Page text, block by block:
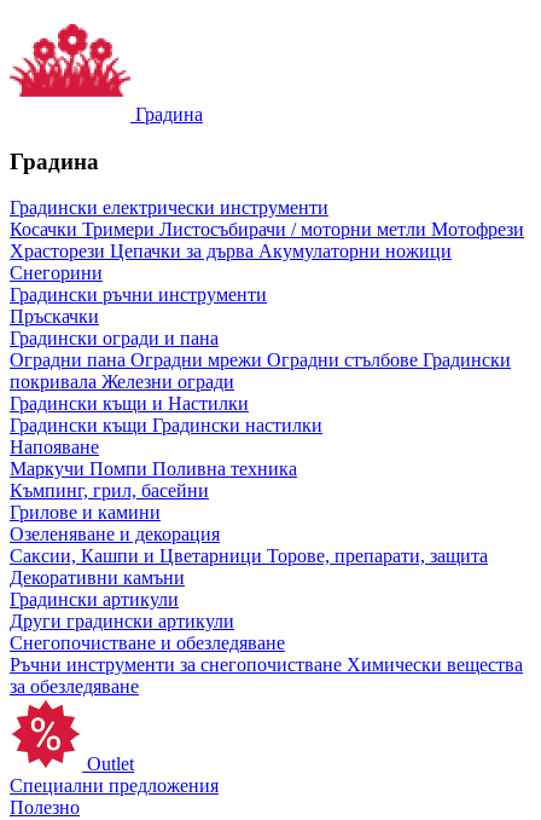
Градина
Градина
Градински електрически инструменти
Косачки Тримери Листосъбирачи / моторни метли Мотофрези
Храсторези Цепачки за дърва Акумулаторни ножици
Снегорини
Градински ръчни инструменти
Пръскачки
Градински огради и пана
Оградни пана Оградни мрежи Оградни стълбове Градински
покривала Железни огради
Градински къщи и Настилки
Градински къщи Градински настилки
Напояване
Маркучи Помпи Поливна техника
Къмпинг, грил, басейни
Грилове и камини
Озеленяване и декорация
Саксии, Кашпи и Цветарници Торове, препарати, защита
Декоративни камъни
Градински артикули
Други градински артикули
Снегопочистване и обезледяване
Ръчни инструменти за снегопочистване Химически вещества
за обезледяване
Outlet
Специални предложения
Полезно